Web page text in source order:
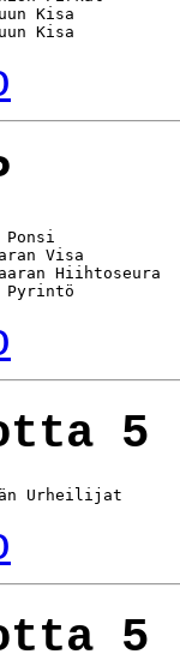
Kisa
Visa
Hiihtoseura
5
5